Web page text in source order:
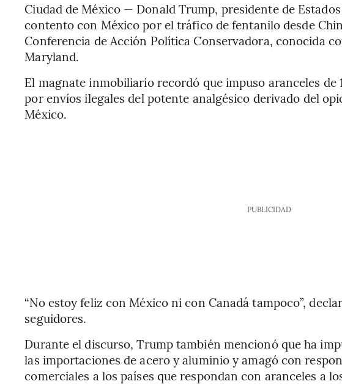
Ciudad de México — Donald Trump, presidente de
contento con México por el tráfico de fentanilo desde
Conferencia de Acción Política Conservadora, conocida
Maryland.
El magnate inmobiliario recordó que impuso aranceles de
por envíos ilegales del potente analgésico derivado del
México.
PUBLICIDAD
“No estoy feliz con México ni con Canadá tampoco”,
seguidores.
Durante el discurso, Trump también mencionó que ha
las importaciones de acero y aluminio y amagó con
comerciales a los países que respondan con aranceles a